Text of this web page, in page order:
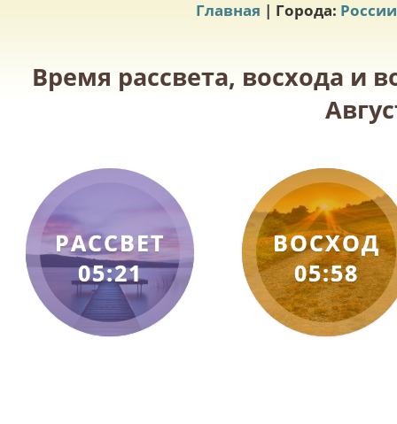
Главная | Города: России
Время рассвета, восхода и
РАССВЕТ
05:21
ВОСХОД
05:58